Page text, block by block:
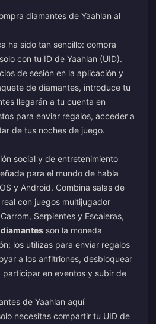
diamantes de Yaahlan al
ha sido tan sencillo: compra
con tu ID de Yaahlan (UID).
de sesión en la aplicación y
de diamantes, introduce tu
llegarán a tu cuenta en
para enviar regalos, acceder a
de tus noches de juego.
social y de entretenimiento
para el mundo de habla
y Android. Combina salas de
con juegos multijugador
Serpientes y Escaleras,
diamantes son la moneda
los utilizas para enviar regalos
a los anfitriones, desbloquear
participar en eventos y subir de
de Yaahlan aquí
necesitas compartir tu UID de